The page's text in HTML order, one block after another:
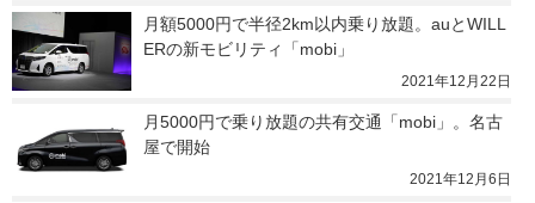
月額5000円で半径2km以内乗り放題。auとWILL
ERの新モビリティ「mobi」
2021年12月22日
月5000円で乗り放題の共有交通「mobi」。名古
屋で開始
2021年12月6日